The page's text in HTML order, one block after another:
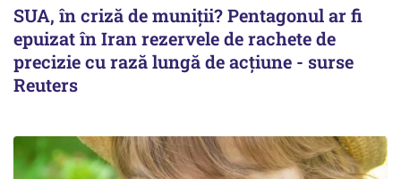
SUA, în criză de muniții? Pentagonul ar fi
epuizat în Iran rezervele de rachete de
precizie cu rază lungă de acţiune - surse
Reuters